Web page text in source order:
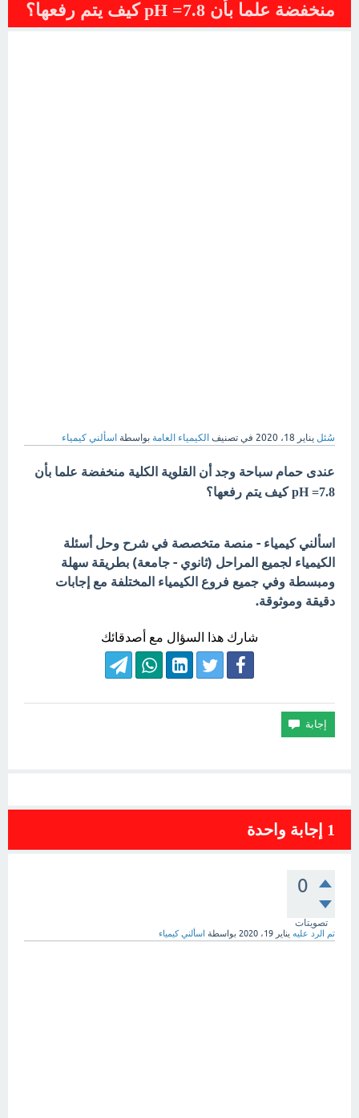
منخفضة علما بأن pH =7.8 كيف يتم رفعها؟
سُئل يناير 18، 2020 في تصنيف الكيمياء العامة بواسطة اسألني كيمياء
عندى حمام سباحة وجد أن القلوية الكلية منخفضة علما بأن
pH =7.8 كيف يتم رفعها؟
اسألني كيمياء - منصة متخصصة في شرح وحل أسئلة
الكيمياء لجميع المراحل (ثانوي - جامعة) بطريقة سهلة
ومبسطة وفي جميع فروع الكيمياء المختلفة مع إجابات
دقيقة وموثوقة.
شارك هذا السؤال مع أصدقائك
1 إجابة واحدة
0
تصويتات
تم الرد عليه يناير 19، 2020 بواسطة اسألني كيمياء